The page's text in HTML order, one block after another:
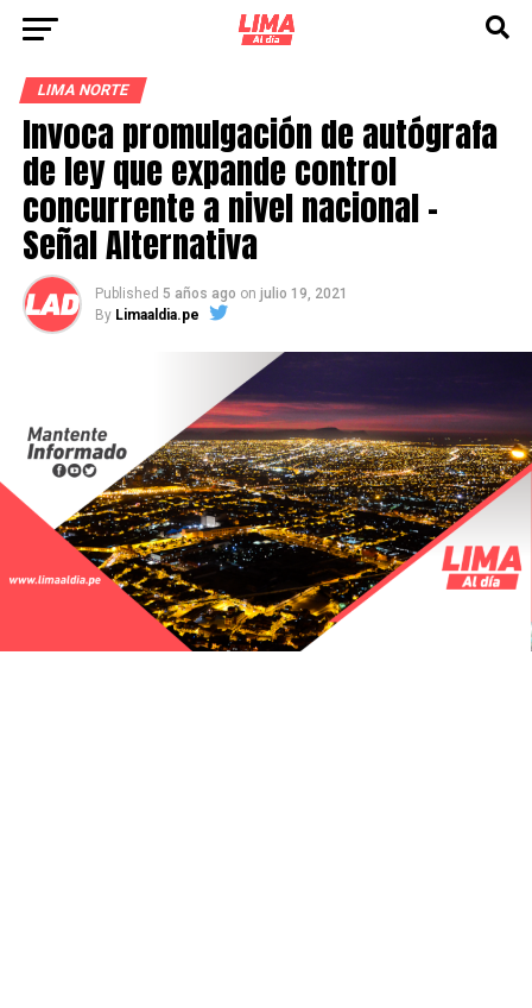
LIMA NORTE
Invoca promulgación de autógrafa
de ley que expande control
concurrente a nivel nacional –
Señal Alternativa
Published 5 años ago on julio 19, 2021
By Limaaldia.pe